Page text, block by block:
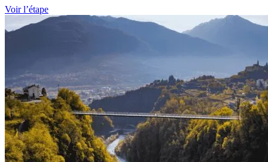
Voir l’étape